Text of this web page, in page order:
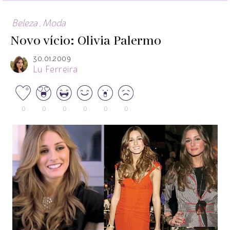
Beleza Moda
Novo vício: Olivia Palermo
30.01.2009
Lu Ferreira
0 0 0 0 0 0